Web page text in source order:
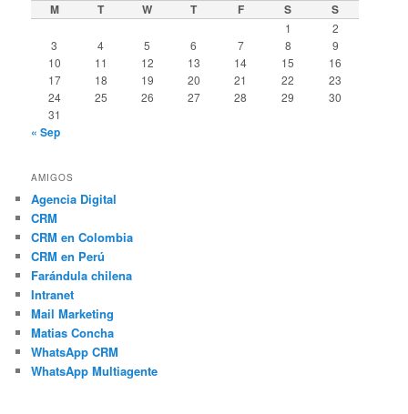
M T W T F S S
1
2
3
4 5 6 7 8
9
10
11 12 13 14 15
16
17
18 19 20 21 22
23
24
25 26 27 28 29
30
31
« Sep
AMIGOS
Agencia Digital
CRM
CRM en Colombia
CRM en Perú
Farándula chilena
Intranet
Mail Marketing
Matias Concha
WhatsApp CRM
WhatsApp Multiagente